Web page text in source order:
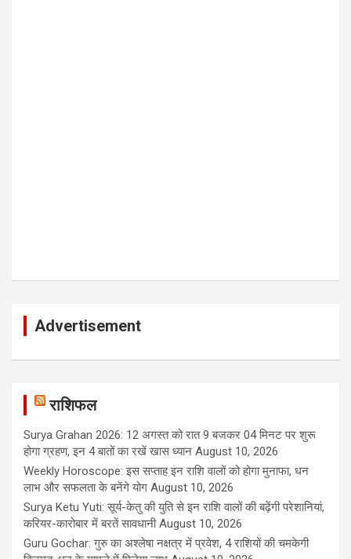
Advertisement
राशिफल
Surya Grahan 2026: 12 अगस्त को रात 9 बजकर 04 मिनट पर शुरू
होगा ग्रहण, इन 4 बातों का रखें खास ध्यान August 10, 2026
Weekly Horoscope: इस सप्ताह इन राशि वालों को होगा मुनाफा, धन
लाभ और सफलता के बनेंगे योग August 10, 2026
Surya Ketu Yuti: सूर्य-केतु की युति से इन राशि वालों की बढ़ेंगी परेशानियां,
करियर-कारोबार में बरतें सावधानी August 10, 2026
Guru Gochar: गुरु का अश्लेषा नक्षत्र में प्रवेश, 4 राशियों की चमकेगी